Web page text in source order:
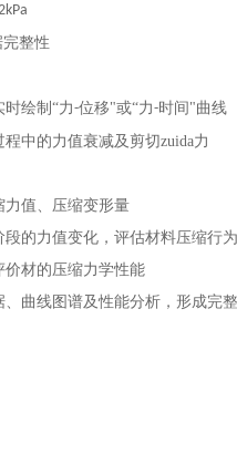
完整性
绘制 “力-位移"或“力-时间"曲线
中的力值衰减及剪切zuida力
力值、压缩变形量
的力值变化，评估材料压缩行
材的压缩力学性能
曲线图谱及性能分析，形成完